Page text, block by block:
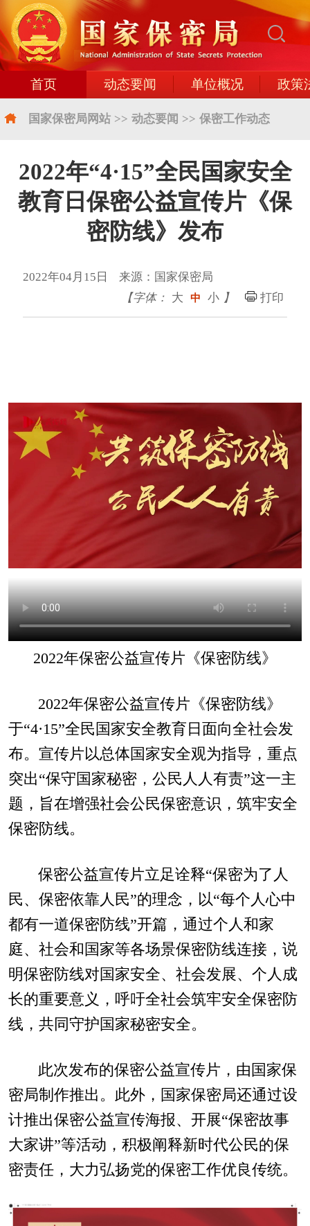
首页 动态要闻 单位概况 政策
国家保密局网站 >> 动态要闻 >> 保密工作动态
2022年“4·15”全民国家安全
教育日保密公益宣传片《保
密防线》发布
2022年04月15日 来源：国家保密局
【字体： 大 中 小 】 打印
2022年保密公益宣传片《保密防线》
2022年保密公益宣传片《保密防线》
于“4·15”全民国家安全教育日面向全社会发
布。宣传片以总体国家安全观为指导，重点
突出“保守国家秘密，公民人人有责”这一主
题，旨在增强社会公民保密意识，筑牢安全
保密防线。
保密公益宣传片立足诠释“保密为了人
民、保密依靠人民”的理念，以“每个人心中
都有一道保密防线”开篇，通过个人和家
庭、社会和国家等各场景保密防线连接，说
明保密防线对国家安全、社会发展、个人成
长的重要意义，呼吁全社会筑牢安全保密防
线，共同守护国家秘密安全。
此次发布的保密公益宣传片，由国家保
密局制作推出。此外，国家保密局还通过设
计推出保密公益宣传海报、开展“保密故事
大家讲”等活动，积极阐释新时代公民的保
密责任，大力弘扬党的保密工作优良传统。